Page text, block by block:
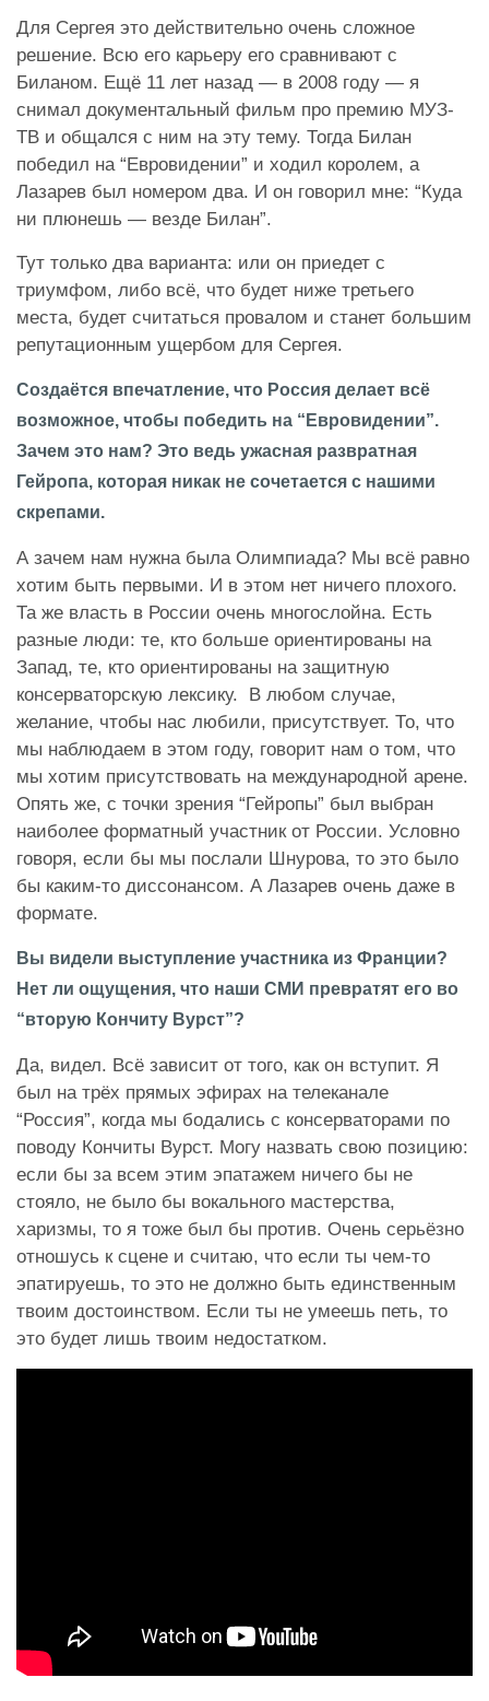
Для Сергея это действительно очень сложное
решение. Всю его карьеру его сравнивают с
Биланом. Ещё 11 лет назад — в 2008 году — я
снимал документальный фильм про премию МУЗ-
ТВ и общался с ним на эту тему. Тогда Билан
победил на “Евровидении” и ходил королем, а
Лазарев был номером два. И он говорил мне: “Куда
ни плюнешь — везде Билан”.
Тут только два варианта: или он приедет с
триумфом, либо всё, что будет ниже третьего
места, будет считаться провалом и станет большим
репутационным ущербом для Сергея.
Создаётся впечатление, что Россия делает всё
возможное, чтобы победить на “Евровидении”.
Зачем это нам? Это ведь ужасная развратная
Гейропа, которая никак не сочетается с нашими
скрепами.
А зачем нам нужна была Олимпиада? Мы всё равно
хотим быть первыми. И в этом нет ничего плохого.
Та же власть в России очень многослойна. Есть
разные люди: те, кто больше ориентированы на
Запад, те, кто ориентированы на защитную
консерваторскую лексику. В любом случае,
желание, чтобы нас любили, присутствует. То, что
мы наблюдаем в этом году, говорит нам о том, что
мы хотим присутствовать на международной арене.
Опять же, с точки зрения “Гейропы” был выбран
наиболее форматный участник от России. Условно
говоря, если бы мы послали Шнурова, то это было
бы каким-то диссонансом. А Лазарев очень даже в
формате.
Вы видели выступление участника из Франции?
Нет ли ощущения, что наши СМИ превратят его во
“вторую Кончиту Вурст”?
Да, видел. Всё зависит от того, как он вступит. Я
был на трёх прямых эфирах на телеканале
“Россия”, когда мы бодались с консерваторами по
поводу Кончиты Вурст. Могу назвать свою позицию:
если бы за всем этим эпатажем ничего бы не
стояло, не было бы вокального мастерства,
харизмы, то я тоже был бы против. Очень серьёзно
отношусь к сцене и считаю, что если ты чем-то
эпатируешь, то это не должно быть единственным
твоим достоинством. Если ты не умеешь петь, то
это будет лишь твоим недостатком.